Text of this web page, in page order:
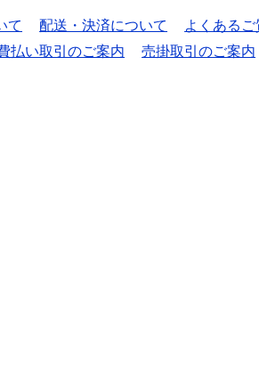
て 配送・決済について
よくあるご
払い取引のご案内 売掛取引のご案内